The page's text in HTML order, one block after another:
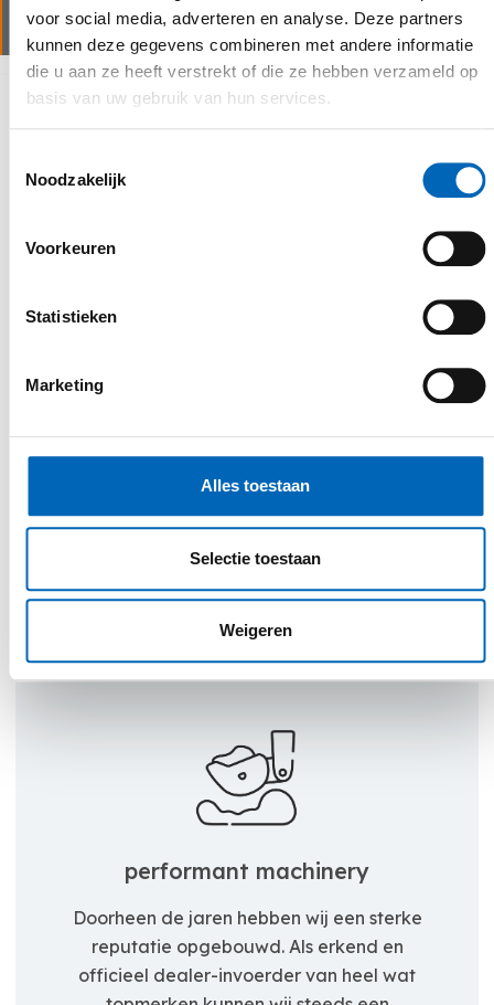
voor social media, adverteren en analyse. Deze partners
kunnen deze gegevens combineren met andere informatie
die u aan ze heeft verstrekt of die ze hebben verzameld op
basis van uw gebruik van hun services.
Noodzakelijk
Voorkeuren
Statistieken
Marketing
Alles toestaan
Selectie toestaan
Weigeren
Waarom kiezen voor CEBEKO
Een belangrijk uitgangspunt in de
klantgerichtheid. Door open
superieure klantenbeleving bieden. Wij
zoeken samen met jou een gepaste
oplossing voor elk project.
performant machinery
Doorheen de jaren hebben wij een sterke
reputatie opgebouwd. Als erkend en
officieel dealer-invoerder van heel wat